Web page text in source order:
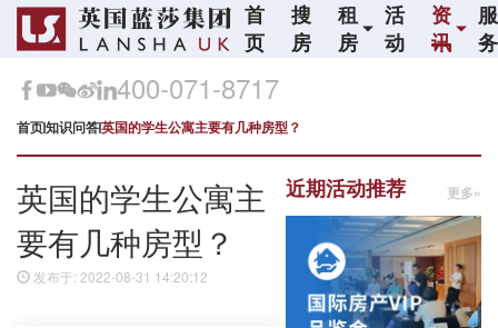
首
页
搜
房
租
房
活
动
资
讯
服
务
400-071-8717
首页知识问答英国的学生公寓主要有几种房型？
英国的学生公寓主
要有几种房型？
发布于: 2022-08-31 14:20:12
近期活动推荐 更多»